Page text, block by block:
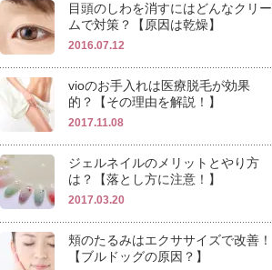
目頭のしわを消すにはどんなクリー
ムで対策？【原因は乾燥】
2016.07.12
vioのお手入れは医療脱毛が効果
的？【その理由を解説！】
2017.11.08
ジェルネイルのメリットとやり方
は？【落とし方に注意！】
2017.03.20
頬のたるみはエクササイズで改善！
【ブルドッグの原因？】